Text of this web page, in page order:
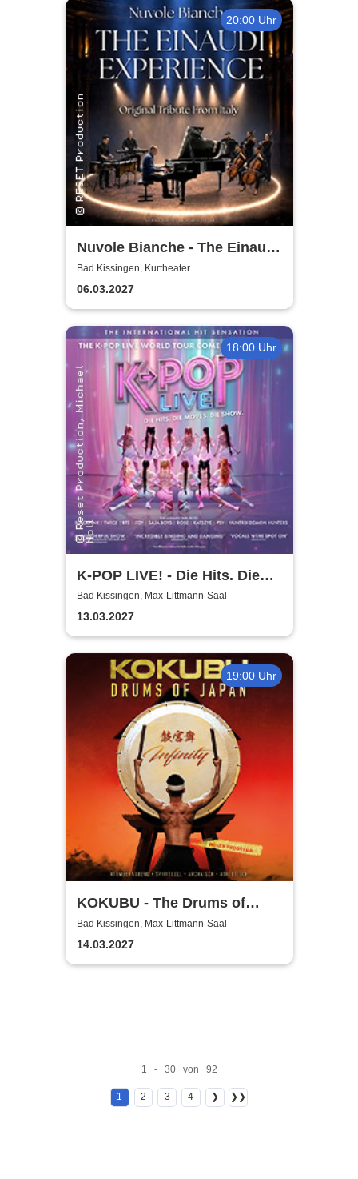
20:00 Uhr
Nuvole Bianche - The Einaudi
Experience - Original Tribute
from Italy
Bad Kissingen, Kurtheater
06.03.2027
18:00 Uhr
K-POP LIVE! - Die Hits. Die
Moves. Die Show.
Bad Kissingen, Max-Littmann-Saal
13.03.2027
19:00 Uhr
KOKUBU - The Drums of
Japan - "INFINITY"-Tour
2026/2027
Bad Kissingen, Max-Littmann-Saal
14.03.2027
1 - 30 von 92
1 2 3 4 ❯ ❯❯